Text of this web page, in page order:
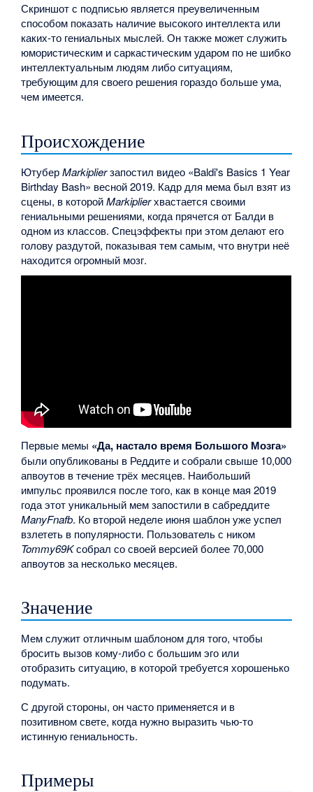
Скриншот с подписью является преувеличенным
способом показать наличие высокого интеллекта или
каких-то гениальных мыслей. Он также может служить
юмористическим и саркастическим ударом по не шибко
интеллектуальным людям либо ситуациям,
требующим для своего решения гораздо больше ума,
чем имеется.
Происхождение
ЮтуберMarkiplierзапостил видео «Baldi's Basics 1 Year
Birthday Bash» весной 2019. Кадр для мема был взят из
сцены, в которойMarkiplierхвастается своими
гениальными решениями, когда прячется от Балди в
одном из классов. Спецэффекты при этом делают его
голову раздутой, показывая тем самым, что внутри неё
находится огромный мозг.
Первые мемы «Да, настало время Большого Мозга»
были опубликованы в Реддите и собрали свыше 10,000
апвоутов в течение трёх месяцев. Наибольший
импульс проявился после того, как в конце мая 2019
года этот уникальный мем запостили в сабреддите
ManyFnafb. Ко второй неделе июня шаблон уже успел
взлететь в популярности. Пользователь с ником
Tommy69Kсобрал со своей версией более 70,000
апвоутов за несколько месяцев.
Значение
Мем служит отличным шаблоном для того, чтобы
бросить вызов кому-либо с большим эго или
отобразить ситуацию, в которой требуется хорошенько
подумать.
С другой стороны, он часто применяется и в
позитивном свете, когда нужно выразить чью-то
истинную гениальность.
Примеры